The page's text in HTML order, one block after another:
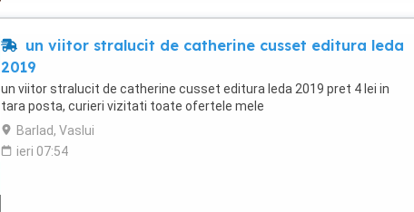
un viitor stralucit de catherine cusset editura leda
2019
un viitor stralucit de catherine cusset editura leda 2019 pret 4 lei in
tara posta, curieri vizitati toate ofertele mele
Barlad, Vaslui
ieri 07:54